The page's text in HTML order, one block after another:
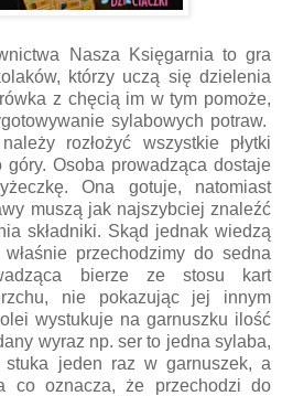
Nasza Księgarnia to gra
którzy uczą się dzielenia
z chęcią im w tym pomoże,
sylabowych potraw.
rozłożyć wszystkie płytki
góry. Osoba prowadząca dostaje
Ona gotuje, natomiast
muszą jak najszybciej znaleźć
składniki. Skąd jednak wiedzą
przechodzimy do sedna
bierze ze stosu kart
nie pokazując jej innym
wystukuje na garnuszku ilość
wyraz np. ser to jedna sylaba,
jeden raz w garnuszek, a
co oznacza, że przechodzi do